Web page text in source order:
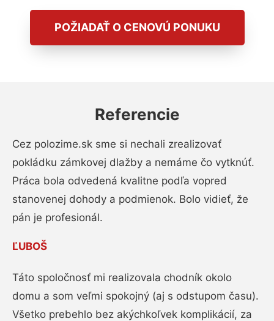
POŽIADAŤ O CENOVÚ PONUKU
Referencie
Cez polozime.sk sme si nechali zrealizovať
pokládku zámkovej dlažby a nemáme čo vytknúť.
Práca bola odvedená kvalitne podľa vopred
stanovenej dohody a podmienok. Bolo vidieť, že
pán je profesionál.
ĽUBOŠ
Táto spoločnosť mi realizovala chodník okolo
domu a som veľmi spokojný (aj s odstupom času).
Všetko prebehlo bez akýchkoľvek komplikácií, za